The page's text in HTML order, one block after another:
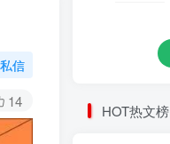
私信
14
HOT热文榜